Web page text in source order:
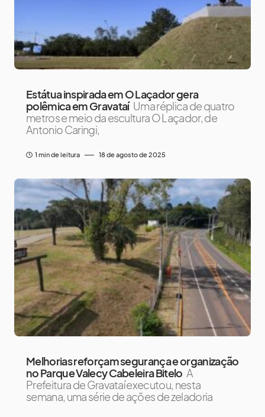
Estátua inspirada em O Laçador gera
polêmica em Gravataí Uma réplica de quatro
metros e meio da escultura O Laçador, de
Antonio Caringi,
1 min de leitura 18 de agosto de 2025
Melhorias reforçam segurança e organização
no Parque Valecy Cabeleira Bitelo A
Prefeitura de Gravataí executou, nesta
semana, uma série de ações de zeladoria